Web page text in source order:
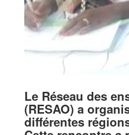
Le Réseau des
(RESAO) a
différentes